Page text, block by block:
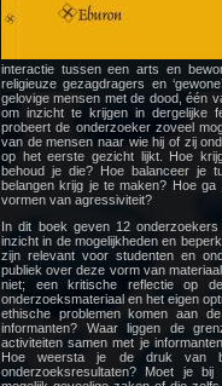
interactie tussen een arts en
religieuze gezagdragers en
gelovige mensen met de dood, één
om inzicht te krijgen in dergelijke
probeert de onderzoeker zoveel
van de mensen naar wie hij of zij
op het eerste gezicht lijkt. Hoe
behoud je die? Hoe balanceer je
belangen krijg je te maken? Hoe
vormen van agressiviteit?
In dit boek geven 12
inzicht in de mogelijkheden en
zijn relevant voor studenten en
publiek over deze vorm van
niet; een kritische reflectie op
onderzoeksmateriaal en het eigen
ethische problemen komen aan
informanten? Waar liggen de
activiteiten samen met je
Hoe weersta je de druk van
onderzoeksresultaten? Moet je